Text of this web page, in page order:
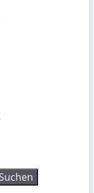
Suchen